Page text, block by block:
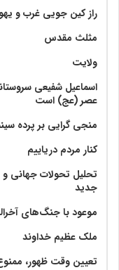
راز کین جویی غرب و
مثلث مقدس
ولايت‏
اسماعیل شفیعی
عصر (عج) است
منجی گرایی بر پرده
کنار مردم دریاییم
تحلیل تحولات جهانی
جدید
موعود با جنگ‌های
ملک عظیم خداوند
تعیین وقت ظهور،